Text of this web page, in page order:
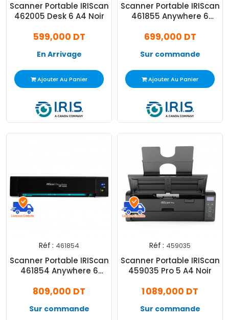
Scanner Portable IRIScan
462005 Desk 6 A4 Noir
599,000 DT
En Arrivage
Ajouter Au Panier
Scanner Portable IRIScan
461855 Anywhere 6
699,000 DT
Sur commande
Ajouter Au Panier
Réf : 461854
Scanner Portable IRIScan
461854 Anywhere 6
809,000 DT
Sur commande
Réf : 459035
Scanner Portable IRIScan
459035 Pro 5 A4 Noir
1 089,000 DT
Sur commande